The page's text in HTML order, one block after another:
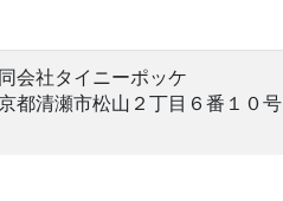
会社タイニーポッケ
都清瀬市松山２丁目６番１０号